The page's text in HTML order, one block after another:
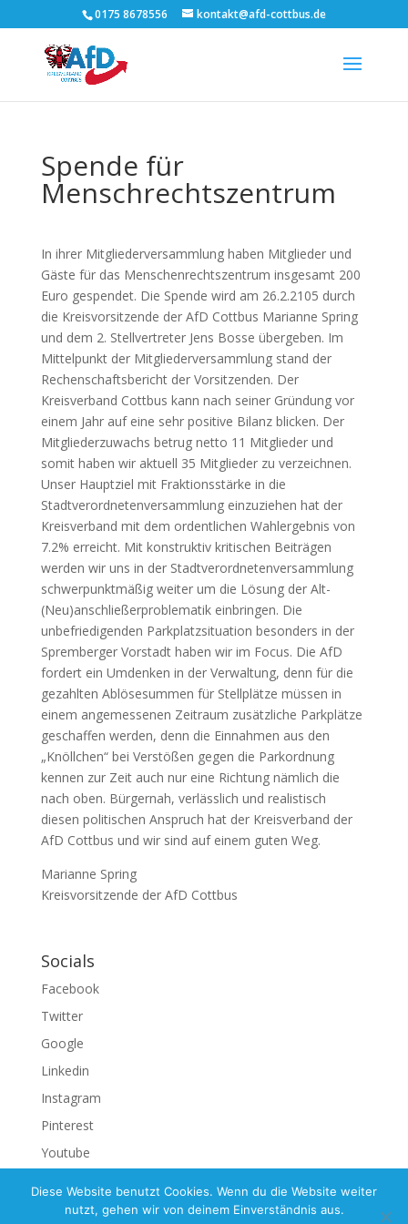
0175 8678556 kontakt@afd-cottbus.de
Spende für
Menschrechtszentrum
In ihrer Mitgliederversammlung haben Mitglieder und
Gäste für das Menschenrechtszentrum insgesamt 200
Euro gespendet. Die Spende wird am 26.2.2105 durch
die Kreisvorsitzende der AfD Cottbus Marianne Spring
und dem 2. Stellvertreter Jens Bosse übergeben. Im
Mittelpunkt der Mitgliederversammlung stand der
Rechenschaftsbericht der Vorsitzenden. Der
Kreisverband Cottbus kann nach seiner Gründung vor
einem Jahr auf eine sehr positive Bilanz blicken. Der
Mitgliederzuwachs betrug netto 11 Mitglieder und
somit haben wir aktuell 35 Mitglieder zu verzeichnen.
Unser Hauptziel mit Fraktionsstärke in die
Stadtverordnetenversammlung einzuziehen hat der
Kreisverband mit dem ordentlichen Wahlergebnis von
7.2% erreicht. Mit konstruktiv kritischen Beiträgen
werden wir uns in der Stadtverordnetenversammlung
schwerpunktmäßig weiter um die Lösung der Alt-
(Neu)anschließerproblematik einbringen. Die
unbefriedigenden Parkplatzsituation besonders in der
Spremberger Vorstadt haben wir im Focus. Die AfD
fordert ein Umdenken in der Verwaltung, denn für die
gezahlten Ablösesummen für Stellplätze müssen in
einem angemessenen Zeitraum zusätzliche Parkplätze
geschaffen werden, denn die Einnahmen aus den
„Knöllchen“ bei Verstößen gegen die Parkordnung
kennen zur Zeit auch nur eine Richtung nämlich die
nach oben. Bürgernah, verlässlich und realistisch
diesen politischen Anspruch hat der Kreisverband der
AfD Cottbus und wir sind auf einem guten Weg.
Marianne Spring
Kreisvorsitzende der AfD Cottbus
Socials
Facebook
Twitter
Google
Linkedin
Instagram
Pinterest
Youtube
Diese Website benutzt Cookies. Wenn du die Website weiter
nutzt, gehen wir von deinem Einverständnis aus.